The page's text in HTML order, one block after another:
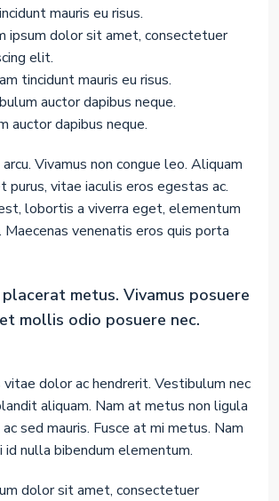
mauris eu risus.
ipsum dolor sit amet, consectetuer
elit.
tincidunt mauris eu risus.
auctor dapibus neque.
auctor dapibus neque.
Vivamus non congue leo. Aliquam
purus, vitae iaculis eros egestas ac.
lobortis a viverra eget, elementum
venenatis eros quis porta
metus. Vivamus posuere
mollis odio posuere nec.
vitae dolor ac hendrerit. Vestibulum nec
aliquam. Nam at metus non ligula
sed mauris. Fusce at mi metus. Nam
nulla bibendum elementum.
dolor sit amet, consectetuer